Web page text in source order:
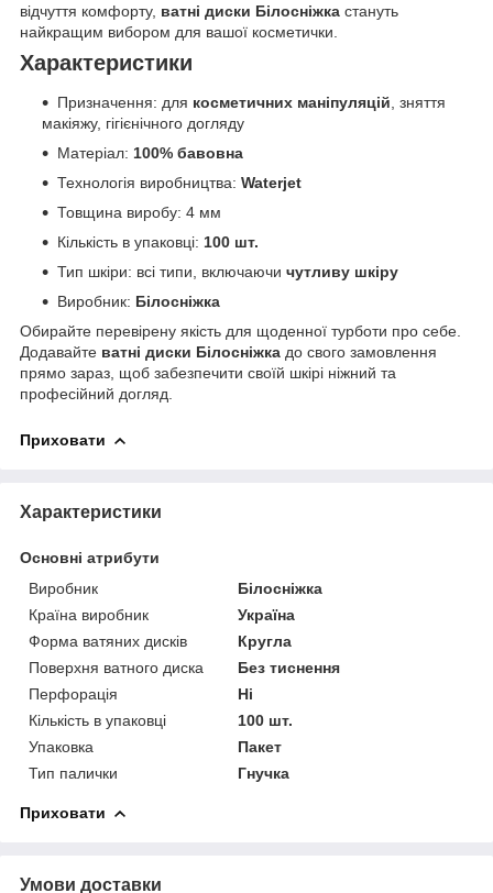
відчуття комфорту, ватні диски Білосніжка стануть
найкращим вибором для вашої косметички.
Характеристики
Призначення: для косметичних маніпуляцій , зняття
макіяжу, гігієнічного догляду
Матеріал: 100% бавовна
Технологія виробництва: Waterjet
Товщина виробу: 4 мм
Кількість в упаковці: 100 шт.
Тип шкіри: всі типи, включаючи чутливу шкіру
Виробник: Білосніжка
Обирайте перевірену якість для щоденної турботи про себе.
Додавайте ватні диски Білосніжка до свого замовлення
прямо зараз, щоб забезпечити своїй шкірі ніжний та
професійний догляд.
Приховати
Характеристики
Основні атрибути
Виробник
Білосніжка
Країна виробник
Україна
Форма ватяних дисків
Кругла
Поверхня ватного диска
Без тиснення
Перфорація
Ні
Кількість в упаковці
100 шт.
Упаковка
Пакет
Тип палички
Гнучка
Приховати
Умови доставки